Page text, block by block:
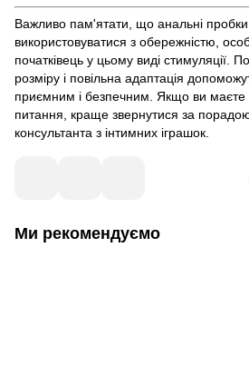
Важливо пам'ятати, що анальні
використовуватися з обережністю,
початківець у цьому виді стимуляції.
розміру і повільна адаптація
приємним і безпечним. Якщо ви маєте
питання, краще звернутися за
консультанта з інтимних іграшок.
Ми рекомендуємо